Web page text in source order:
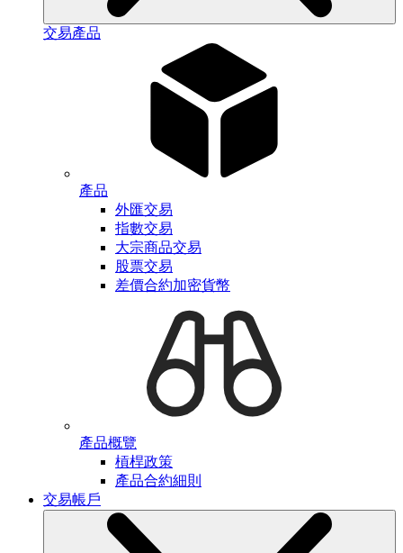
交易產品
產品
外匯交易
指數交易
大宗商品交易
股票交易
差價合約加密貨幣
產品概覽
槓桿政策
產品合約細則
交易帳戶